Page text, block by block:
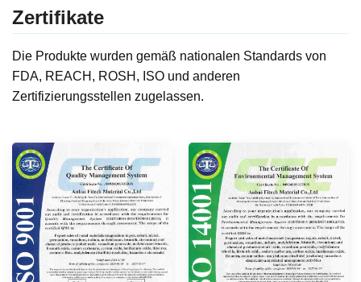
Zertifikate
Die Produkte wurden gemäß nationalen Standards von
FDA, REACH, ROSH, ISO und anderen
Zertifizierungsstellen zugelassen.